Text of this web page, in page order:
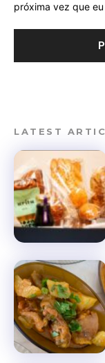
próxima vez que
LATEST